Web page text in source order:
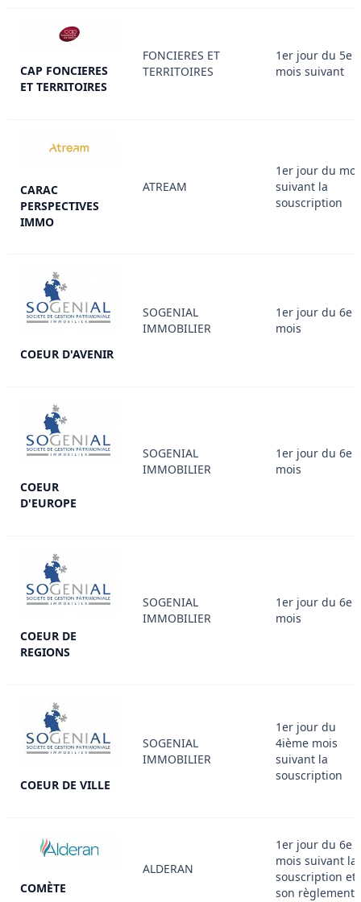
CAP FONCIERES
ET TERRITOIRES
FONCIERES ET
TERRITOIRES
1er jour du 5e
mois suivant
CARAC
PERSPECTIVES
IMMO
ATREAM
1er jour du
suivant la
souscription
COEUR D'AVENIR
SOGENIAL
IMMOBILIER
1er jour du 6e
mois
COEUR
D'EUROPE
SOGENIAL
IMMOBILIER
1er jour du 6e
mois
COEUR DE
REGIONS
SOGENIAL
IMMOBILIER
1er jour du 6e
mois
COEUR DE VILLE
SOGENIAL
IMMOBILIER
1er jour du
4ième mois
suivant la
souscription
COMÈTE
ALDERAN
1er jour du 6e
mois suivant la
souscription et
son règlement